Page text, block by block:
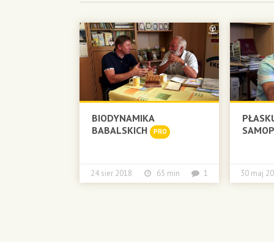
BIODYNAMIKA
BABALSKICH
PRO
24 sier 2018 65 min 1 30 maj